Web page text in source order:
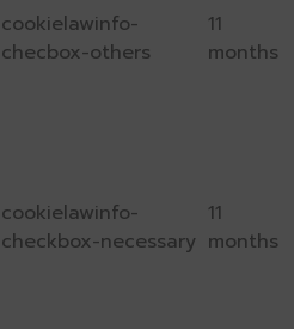
cookielawinfo-
checbox-others
11
months
cookielawinfo-
checkbox-necessary
11
months